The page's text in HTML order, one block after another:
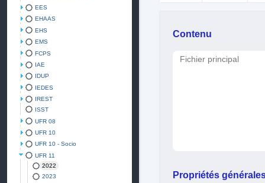
EES
EHAAS
EHS
EMS
FCPS
IAE
IDUP
IEDES
IREST
ISST
UFR 08
UFR 10
UFR 10 - Socio
UFR 11
2022
2023
Contenu
Fichier principal
Propriétés